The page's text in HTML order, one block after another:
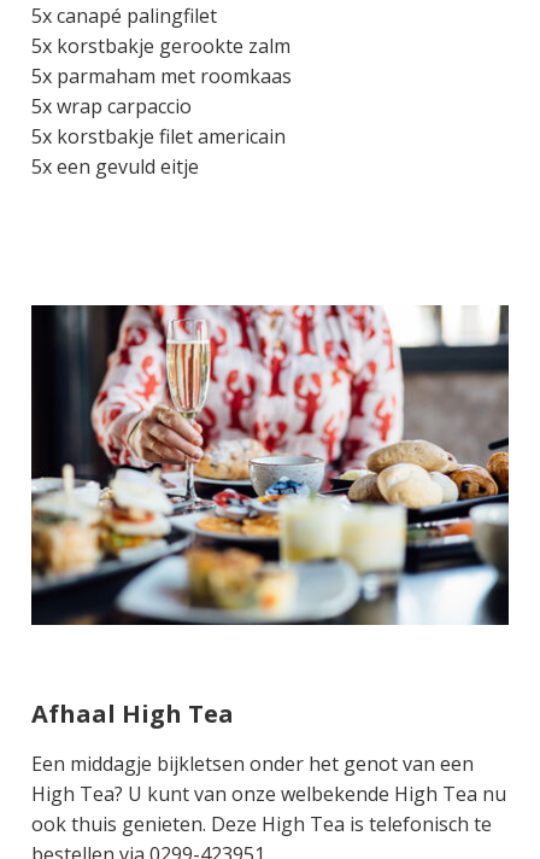
5x canapé palingfilet
5x korstbakje gerookte zalm
5x parmaham met roomkaas
5x wrap carpaccio
5x korstbakje filet americain
5x een gevuld eitje
Afhaal High Tea
Een middagje bijkletsen onder het genot van een
High Tea? U kunt van onze welbekende High Tea nu
ook thuis genieten. Deze High Tea is telefonisch te